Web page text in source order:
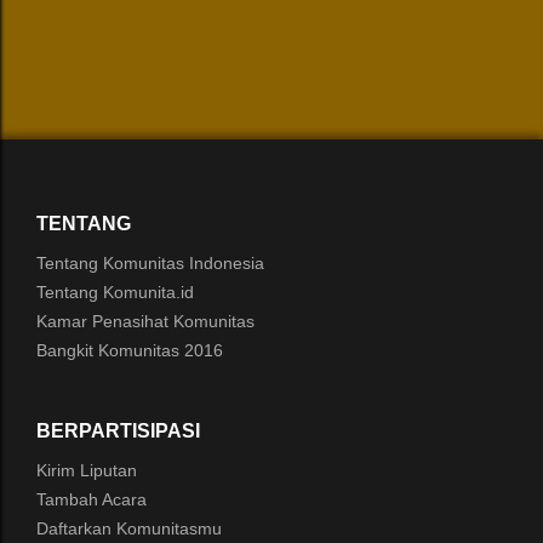
TENTANG
Tentang Komunitas Indonesia
Tentang Komunita.id
Kamar Penasihat Komunitas
Bangkit Komunitas 2016
BERPARTISIPASI
Kirim Liputan
Tambah Acara
Daftarkan Komunitasmu